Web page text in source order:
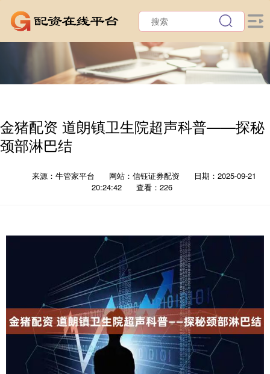
金猪配资 道朗镇卫生院超声科普——探秘
颈部淋巴结
来源：牛管家平台 网站：信钰证券配资
日期：2025-09-21
20:24:42
查看：226